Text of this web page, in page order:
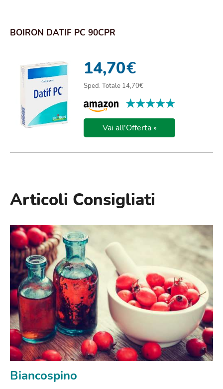
BOIRON DATIF PC 90CPR
14,70€
Sped. Totale 14,70€
★★★★★
★★★★★
Vai all'Offerta »
Articoli Consigliati
Biancospino